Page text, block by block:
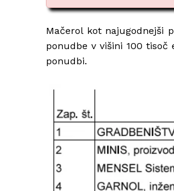
Mačerol kot najugodnejši
ponudbe v višini 100
ponudbi.